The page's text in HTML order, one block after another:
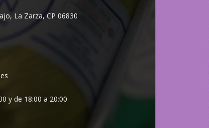
La Zarza, CP 06830
y de 18:00 a 20:00